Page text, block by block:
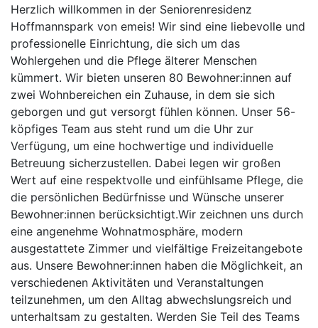
Herzlich willkommen in der Seniorenresidenz
Hoffmannspark von emeis! Wir sind eine liebevolle und
professionelle Einrichtung, die sich um das
Wohlergehen und die Pflege älterer Menschen
kümmert. Wir bieten unseren 80 Bewohner:innen auf
zwei Wohnbereichen ein Zuhause, in dem sie sich
geborgen und gut versorgt fühlen können. Unser 56-
köpfiges Team aus steht rund um die Uhr zur
Verfügung, um eine hochwertige und individuelle
Betreuung sicherzustellen. Dabei legen wir großen
Wert auf eine respektvolle und einfühlsame Pflege, die
die persönlichen Bedürfnisse und Wünsche unserer
Bewohner:innen berücksichtigt.Wir zeichnen uns durch
eine angenehme Wohnatmosphäre, modern
ausgestattete Zimmer und vielfältige Freizeitangebote
aus. Unsere Bewohner:innen haben die Möglichkeit, an
verschiedenen Aktivitäten und Veranstaltungen
teilzunehmen, um den Alltag abwechslungsreich und
unterhaltsam zu gestalten. Werden Sie Teil des Teams